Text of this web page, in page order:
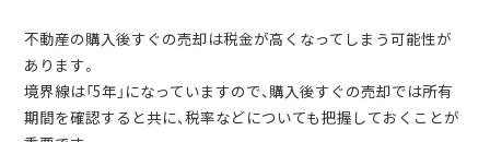
不動産の購入後すぐの売却は税金が高くなってしまう可能性が
あります。
境界線は「5年」になっていますので、購入後すぐの売却では所有
期間を確認すると共に、税率などについても把握しておくことが